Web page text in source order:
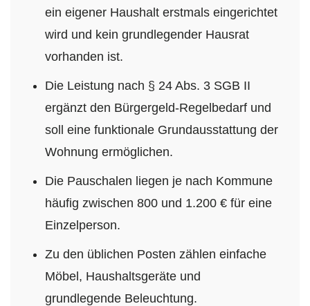
ein eigener Haushalt erstmals eingerichtet
wird und kein grundlegender Hausrat
vorhanden ist.
Die Leistung nach § 24 Abs. 3 SGB II
ergänzt den Bürgergeld-Regelbedarf und
soll eine funktionale Grundausstattung der
Wohnung ermöglichen.
Die Pauschalen liegen je nach Kommune
häufig zwischen 800 und 1.200 € für eine
Einzelperson.
Zu den üblichen Posten zählen einfache
Möbel, Haushaltsgeräte und
grundlegende Beleuchtung.